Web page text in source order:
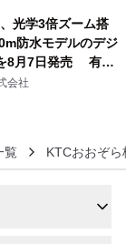
光学3倍ズーム搭
防水モデルのデジ
8月7日発売 有効
別に選べるコンデ
会社
覧 KTCおおぞら